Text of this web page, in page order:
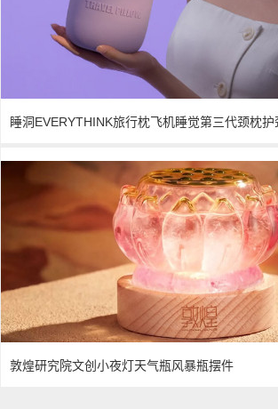
睡洞EVERYTHINK旅行枕飞机睡觉第三代颈枕护
敦煌研究院文创小夜灯天气瓶风暴瓶摆件